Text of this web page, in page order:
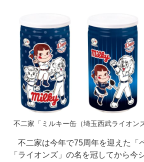
不二家「ミルキー缶（埼玉西武ライオン
不二家は今年で75周年を迎えた「
「ライオンズ」の名を冠してから今